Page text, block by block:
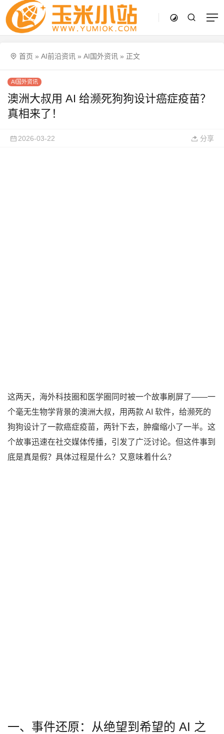
首页 » AI前沿资讯 » AI国外资讯 » 正文
AI国外资讯
澳洲大叔用 AI 给濒死狗狗设计癌症疫苗？
真相来了！
2026-03-22 分享
这两天，海外科技圈和医学圈同时被一个故事刷屏了——一
个毫无生物学背景的澳洲大叔，用两款 AI 软件，给濒死的
狗狗设计了一款癌症疫苗，两针下去，肿瘤缩小了一半。这
个故事迅速在社交媒体传播，引发了广泛讨论。但这件事到
底是真是假？具体过程是什么？又意味着什么？
一、事件还原：从绝望到希望的 AI 之